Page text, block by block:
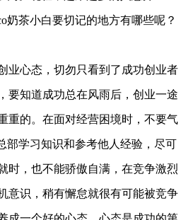
奶茶小白要切记的地方有哪些呢？
心态，切勿只看到了成功创业者
要知道成功总在风雨后，创业一途
重的。在面对经营困境时，不要气
部学习知识和参考他人经验，尽可
时，也不能骄傲自满，在竞争激烈
意识，稍有懈怠就很有可能被竞争